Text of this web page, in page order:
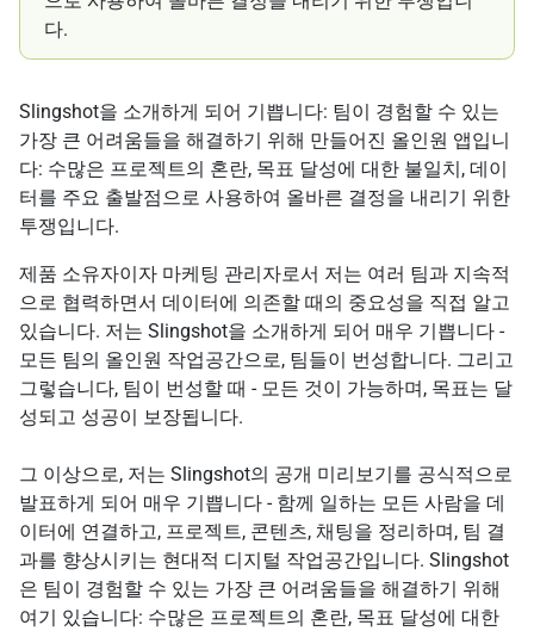
다.
Slingshot을 소개하게 되어 기쁩니다: 팀이 경험할 수 있는
가장 큰 어려움들을 해결하기 위해 만들어진 올인원 앱입니
다: 수많은 프로젝트의 혼란, 목표 달성에 대한 불일치, 데이
터를 주요 출발점으로 사용하여 올바른 결정을 내리기 위한
투쟁입니다.
제품 소유자이자 마케팅 관리자로서 저는 여러 팀과 지속적
으로 협력하면서 데이터에 의존할 때의 중요성을 직접 알고
있습니다. 저는 Slingshot을 소개하게 되어 매우 기쁩니다 -
모든 팀의 올인원 작업공간으로, 팀들이 번성합니다. 그리고
그렇습니다, 팀이 번성할 때 - 모든 것이 가능하며, 목표는 달
성되고 성공이 보장됩니다.
그 이상으로, 저는 Slingshot의 공개 미리보기를 공식적으로
발표하게 되어 매우 기쁩니다 - 함께 일하는 모든 사람을 데
이터에 연결하고, 프로젝트, 콘텐츠, 채팅을 정리하며, 팀 결
과를 향상시키는 현대적 디지털 작업공간입니다. Slingshot
은 팀이 경험할 수 있는 가장 큰 어려움들을 해결하기 위해
여기 있습니다: 수많은 프로젝트의 혼란, 목표 달성에 대한